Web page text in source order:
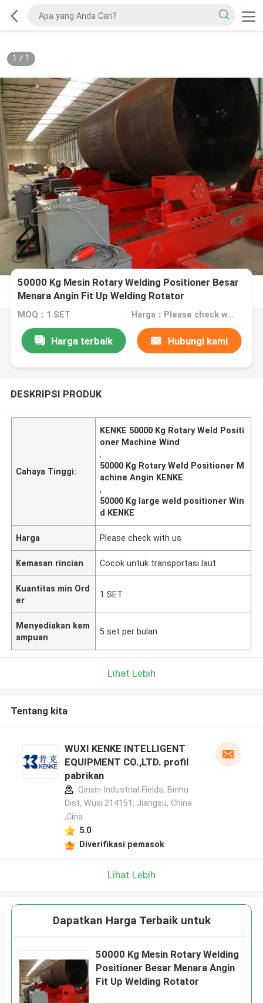
1 / 1
50000 Kg Mesin Rotary Welding Positioner Besar
Menara Angin Fit Up Welding Rotator
MOQ：1 SET Harga：Please check with us
Harga terbaik Hubungi kami
DESKRIPSI PRODUK
Cahaya Tinggi:
KENKE 50000 Kg Rotary Weld Positi
oner Machine Wind
,
50000 Kg Rotary Weld Positioner M
achine Angin KENKE
,
50000 Kg large weld positioner Win
d KENKE
Harga Please check with us
Kemasan rincian Cocok untuk transportasi laut
Kuantitas min Ord
er
1 SET
Menyediakan kem
ampuan
5 set per bulan
Lihat Lebih
Tentang kita
WUXI KENKE INTELLIGENT
EQUIPMENT CO.,LTD. profil
pabrikan
Qinxin Industrial Fields, Binhu
Dist, Wuxi 214151, Jiangsu, China
,Cina
5.0
Diverifikasi pemasok
Lihat Lebih
Dapatkan Harga Terbaik untuk
50000 Kg Mesin Rotary Welding
Positioner Besar Menara Angin
Fit Up Welding Rotator